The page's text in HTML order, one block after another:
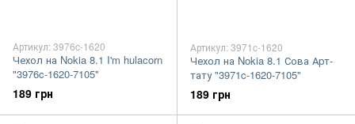
Артикул: 3976c-1620
Чехол на Nokia 8.1 I'm hulacorn
"3976c-1620-7105"
189 грн
Артикул: 3971c-1620
Чехол на Nokia 8.1 Сова Арт-
тату "3971c-1620-7105"
189 грн